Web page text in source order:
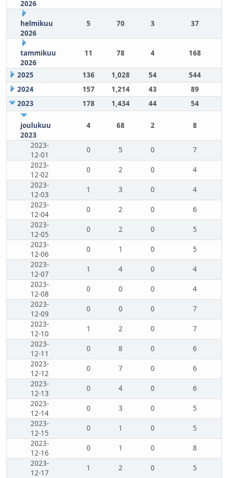
2026
helmikuu
2026
5 70 3 37
tammikuu
2026
11 78 4 168
2025 136 1,028 54
544
2024
157 1,214 43
89
2023
178 1,434 44 54
joulukuu
2023
4 68 2 8
2023-
12-01
0 5 0
7
2023-
12-02
0 2 0
4
2023-
12-03
1 3 0
4
2023-
12-04
0 2 0
6
2023-
12-05
0 2 0
5
2023-
12-06
0 1 0
5
2023-
12-07
1 4 0
4
2023-
12-08
0 0 0
4
2023-
12-09
0 0 0
7
2023-
12-10
1 2 0
7
2023-
12-11
0 8 0
6
2023-
12-12
0 7 0
6
2023-
12-13
0 4 0
6
2023-
12-14
0 3 0
5
2023-
12-15
0 1 0
5
2023-
12-16
0 1 0
8
2023-
12-17
1 2 0
5